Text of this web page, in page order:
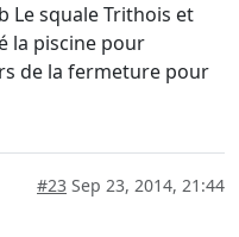
Le squale Trithois et
la piscine pour
de la fermeture pour
#23 Sep 23, 2014, 21:44